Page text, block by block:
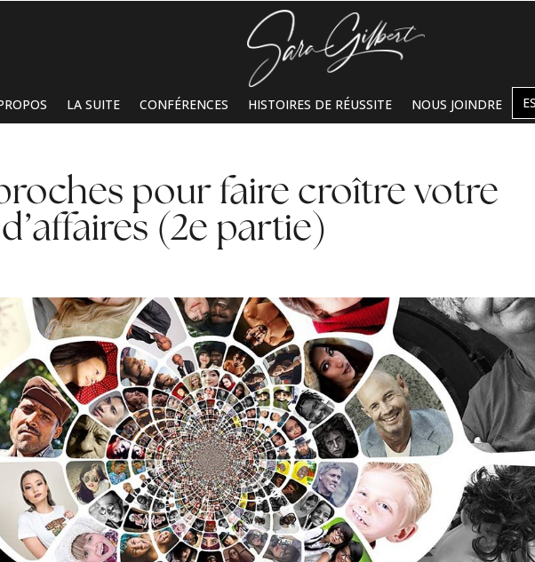
LA SUITE CONFÉRENCES HISTOIRES DE RÉUSSITE NOUS JOINDRE
pour faire croître votre
(2e partie)